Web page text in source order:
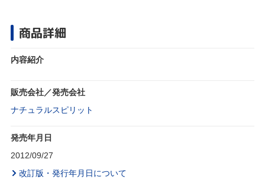
商品詳細
内容紹介
販売会社／発売会社
ナチュラルスピリット
発売年月日
2012/09/27
改訂版・発行年月日について